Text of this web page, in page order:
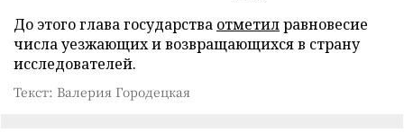
До этого глава государства отметилравновесие
числа уезжающих и возвращающихся в страну
исследователей.
Текст: Валерия Городецкая